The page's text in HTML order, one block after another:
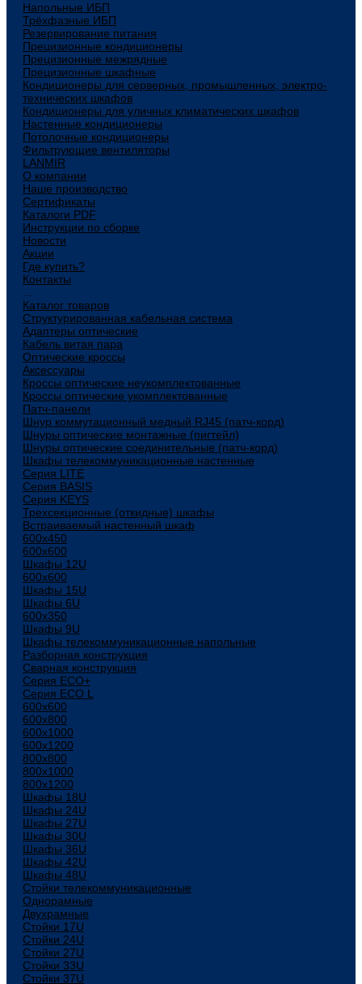
Напольные ИБП
Трёхфазные ИБП
Резервирование питания
Прецизионные кондиционеры
Прецизионные межрядные
Прецизионные шкафные
Кондиционеры для серверных, промышленных, электро-
технических шкафов
Кондиционеры для уличных климатических шкафов
Настенные кондиционеры
Потолочные кондиционеры
Фильтрующие вентиляторы
LANMIR
О компании
Наше производство
Сертификаты
Каталоги PDF
Инструкции по сборке
Новости
Акции
Где купить?
Контакты
Каталог товаров
Структурированная кабельная система
Адаптеры оптические
Кабель витая пара
Оптические кроссы
Аксессуары
Кроссы оптические неукомплектованные
Кроссы оптические укомплектованные
Патч-панели
Шнур коммутационный медный RJ45 (патч-корд)
Шнуры оптические монтажные (пигтейл)
Шнуры оптические соединительные (патч-корд)
Шкафы телекоммуникационные настенные
Cерия LITE
Cерия BASIS
Cерия KEYS
Трехсекционные (откидные) шкафы
Встраиваемый настенный шкаф
600x450
600x600
Шкафы 12U
600x600
Шкафы 15U
Шкафы 6U
600x350
Шкафы 9U
Шкафы телекоммуникационные напольные
Разборная конструкция
Сварная конструкция
Серия ECO+
Серия ECO L
600x600
600x800
600х1000
600х1200
800x800
800х1000
800х1200
Шкафы 18U
Шкафы 24U
Шкафы 27U
Шкафы 30U
Шкафы 36U
Шкафы 42U
Шкафы 48U
Стойки телекоммуникационные
Однорамные
Двухрамные
Стойки 17U
Стойки 24U
Стойки 27U
Стойки 33U
Стойки 37U